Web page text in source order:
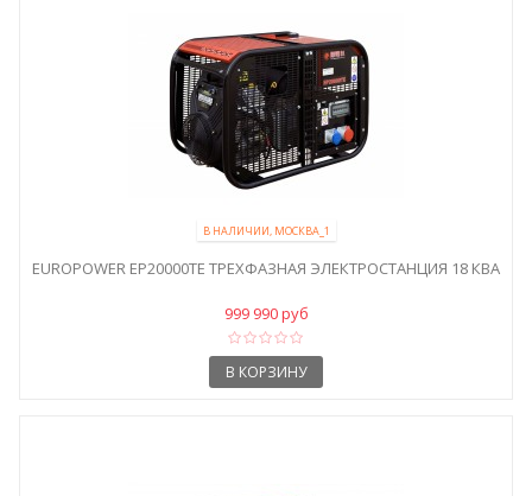
В НАЛИЧИИ, МОСКВА_1
EUROPOWER EP20000TE ТРЕХФАЗНАЯ ЭЛЕКТРОСТАНЦИЯ 18 КВА
999 990 руб
В КОРЗИНУ